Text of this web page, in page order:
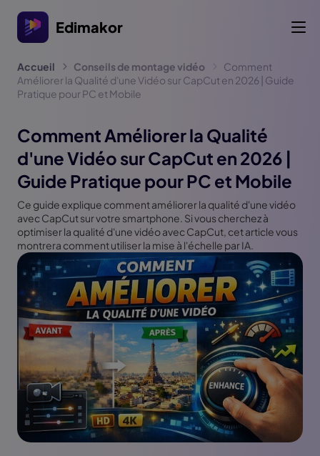
Edimakor
Accueil Conseils de montage vidéo
Comment
Améliorer la Qualité d'une Vidéo sur CapCut en 2026 | Guide
Pratique pour PC et Mobile
Comment Améliorer la Qualité
d'une Vidéo sur CapCut en 2026 |
Guide Pratique pour PC et Mobile
Ce guide explique comment améliorer la qualité d'une vidéo
avec CapCut sur votre smartphone. Si vous cherchez à
optimiser la qualité d'une vidéo avec CapCut, cet article vous
montrera comment utiliser la mise à l'échelle par IA.